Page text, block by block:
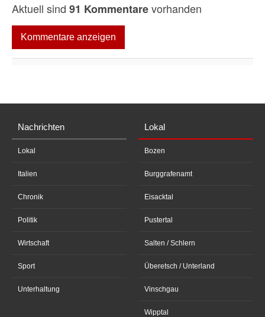
Aktuell sind 91 Kommentarevorhanden
Kommentare anzeigen
Nachrichten
Lokal
Italien
Chronik
Politik
Wirtschaft
Sport
Unterhaltung
Lokal
Bozen
Burggrafenamt
Eisacktal
Pustertal
Salten / Schlern
Überetsch / Unterland
Vinschgau
Wipptal